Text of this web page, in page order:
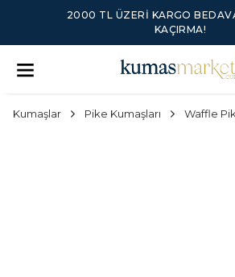
2000 TL ÜZERI KARGO
KAÇIRMA!
Kumaşlar Pike Kumaşları Waffle